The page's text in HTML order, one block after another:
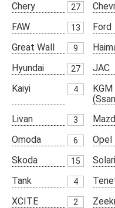
Chery
27
FAW
13 Ford
Great Wall
9
Hyundai
27 JAC
Kaiyi
4
KGM
Livan 3
Omoda
6 Opel
Skoda
15
Tank
4
XCITE
2